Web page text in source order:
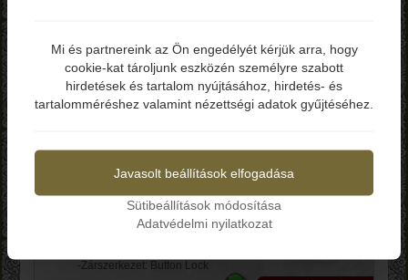
Különleges Damaszk
CIVIVI Cogent
CIVC20038DDS1
Bruttó ár: 59.990 Ft
-Teljes hossz: 200 mm
-Penge vastagság: 3.1 mm
-Penge anyag: Damaszk
-Penge keménység: 58-60 HRC
-Zárszerkezet: Button Lock
Elmúltál már 18 éves?
Mi és partnereink az Ön engedélyét kérjük arra, hogy
cookie-kat tároljunk eszközén személyre szabott
hirdetések és tartalom nyújtásához, hirdetés- és
tartalomméréshez valamint nézettségi adatok gyűjtéséhez.
Javasolt beállítások elfogadása
Sütibeállítások módosítása
Adatvédelmi nyilatkozat